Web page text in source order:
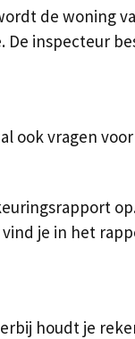
de woning
De inspecteur
ook vragen
je in het
houdt je